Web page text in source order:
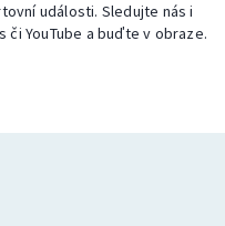
události. Sledujte nás i
či YouTube a buďte v obraze.